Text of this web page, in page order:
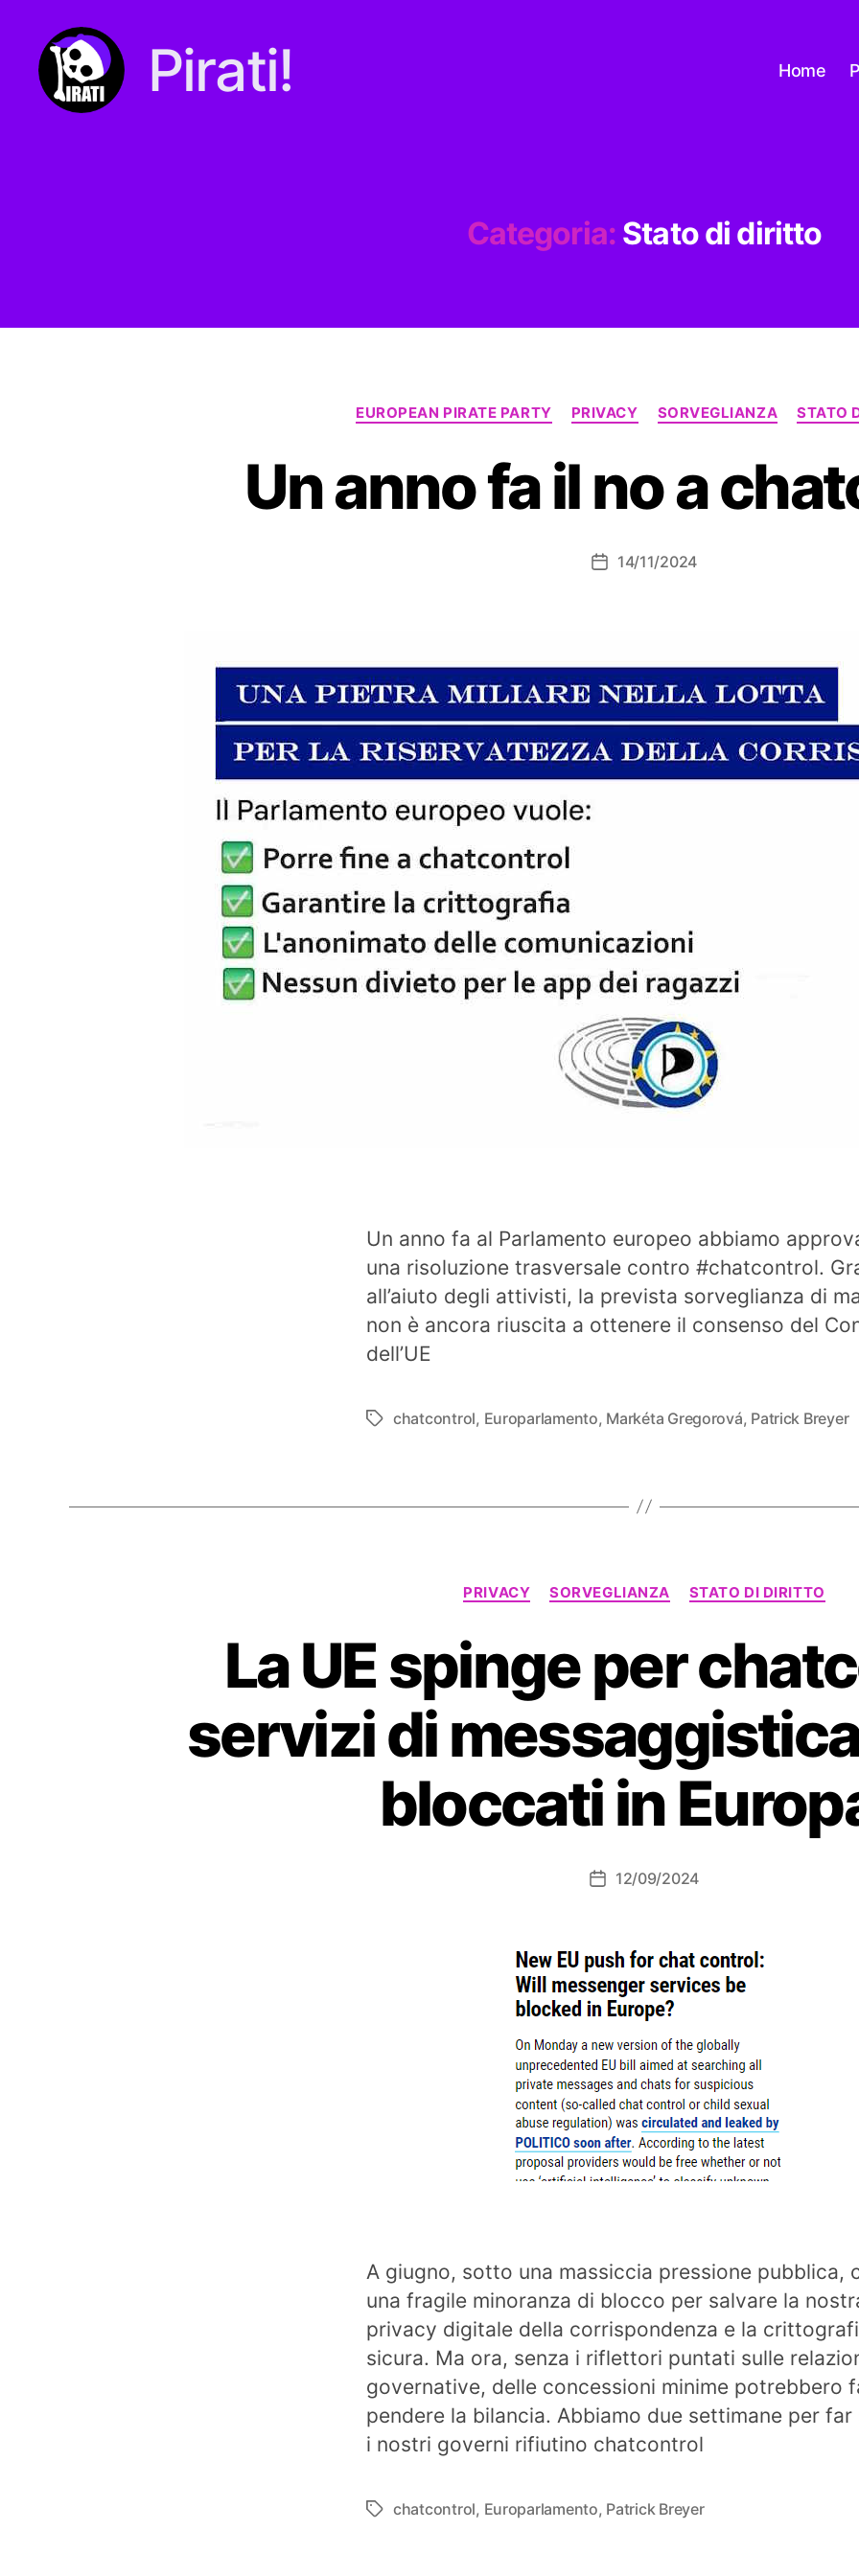
Pirati! Home
Categoria: Stato di diritto
Categorie
EUROPEAN PIRATE PARTY PRIVACY SORVEGLIANZA STATO
Un anno fa il no a
Data14/11/2024
Un anno fa al Parlamento europeo abbiamo
una risoluzione trasversale contro #chatcontrol.
all’aiuto degli attivisti, la prevista sorveglianza di
non è ancora riuscita a ottenere il consenso del
dell’UE
Tag chatcontrol, Europarlamento, Markéta Gregorová, Patrick Breyer
Categorie
PRIVACY SORVEGLIANZA STATO DI DIRITTO
La UE spinge per
servizi di
bloccati in
Data12/09/2024
A giugno, sotto una massiccia pressione pubblica,
una fragile minoranza di blocco per salvare la
privacy digitale della corrispondenza e la
sicura. Ma ora, senza i riflettori puntati sulle
governative, delle concessioni minime potrebbero
pendere la bilancia. Abbiamo due settimane per far
i nostri governi rifiutino chatcontrol
Tag chatcontrol, Europarlamento, Patrick Breyer